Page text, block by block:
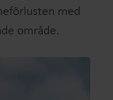
med
område.